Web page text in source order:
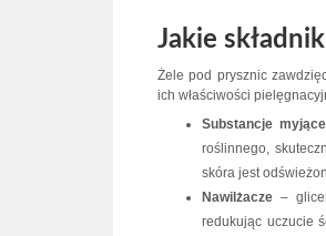
Jakie
Żele pod prysznic
ich właściwości
Substancje myjące
roślinnego,
skóra jest
Nawilżacze –
redukując uczucie